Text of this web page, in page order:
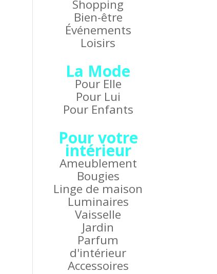
Shopping
Bien-être
Événements
Loisirs
La Mode
Pour Elle
Pour Lui
Pour Enfants
Pour votre
intérieur
Ameublement
Bougies
Linge de maison
Luminaires
Vaisselle
Jardin
Parfum
d'intérieur
Accessoires